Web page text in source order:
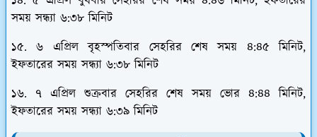
সময় সন্ধ্যা ৬:৩৮ মিনিট
১৫. ৬ এপ্রিল বৃহস্পতিবার সেহরির শেষ সময় ৪:৪৫ মিনিট,
ইফতারের সময় সন্ধ্যা ৬:৩৮ মিনিট
১৬. ৭ এপ্রিল শুক্রবার সেহরির শেষ সময় ভোর ৪:৪৪ মিনিট,
ইফতারের সময় সন্ধ্যা ৬:৩৯ মিনিট